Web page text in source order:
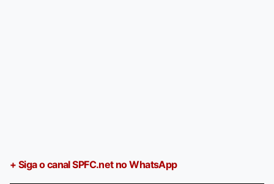
+ Siga o canal SPFC.net no WhatsApp